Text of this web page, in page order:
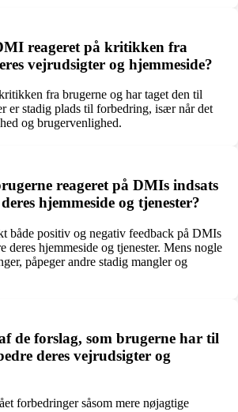
reageret på kritikken fra
vejrudsigter og hjemmeside?
fra brugerne og har taget den til
er stadig plads til forbedring, især når det
og brugervenlighed.
reageret på DMIs indsats
hjemmeside og tjenester?
både positiv og negativ feedback på DMIs
deres hjemmeside og tjenester. Mens nogle
påpeger andre stadig mangler og
de forslag, som brugerne har til
deres vejrudsigter og
forbedringer såsom mere nøjagtige